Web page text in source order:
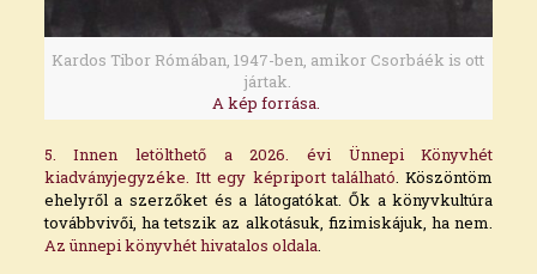
Kardos Tibor Rómában, 1947-ben, amikor Csorbáék is ott
jártak.
A kép forrása.
5. Innen letölthető a 2026. évi Ünnepi Könyvhét
kiadványjegyzéke. Itt egy képriport található. Köszöntöm
ehelyről a szerzőket és a látogatókat. Ők a könyvkultúra
továbbvivői, ha tetszik az alkotásuk, fizimiskájuk, ha nem.
Az ünnepi könyvhét hivatalos oldala.